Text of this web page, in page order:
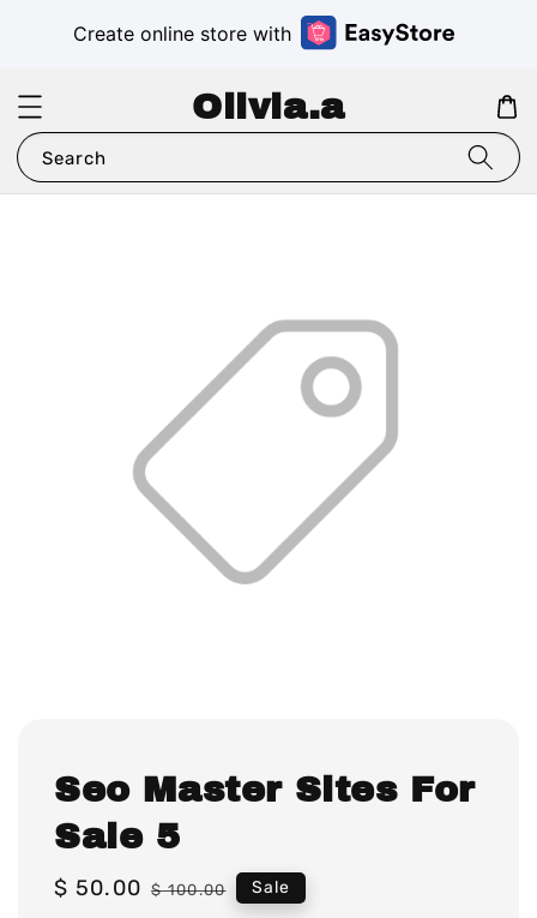
Create online store with
Olivia.a
Search
Seo Master Sites For
Sale 5
Sale
$ 50.00 Regular
$ 100.00 Sale